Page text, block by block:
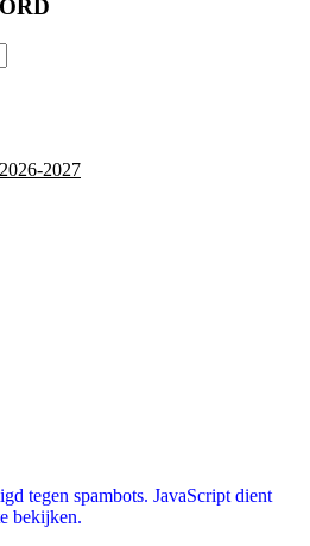
-2027
tegen spambots. JavaScript dient
bekijken.